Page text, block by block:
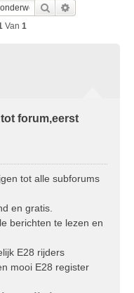
Zoek
Van 1
forum,eerst
tot alle subforums
en gratis.
berichten te lezen en
E28 rijders
mooi E28 register